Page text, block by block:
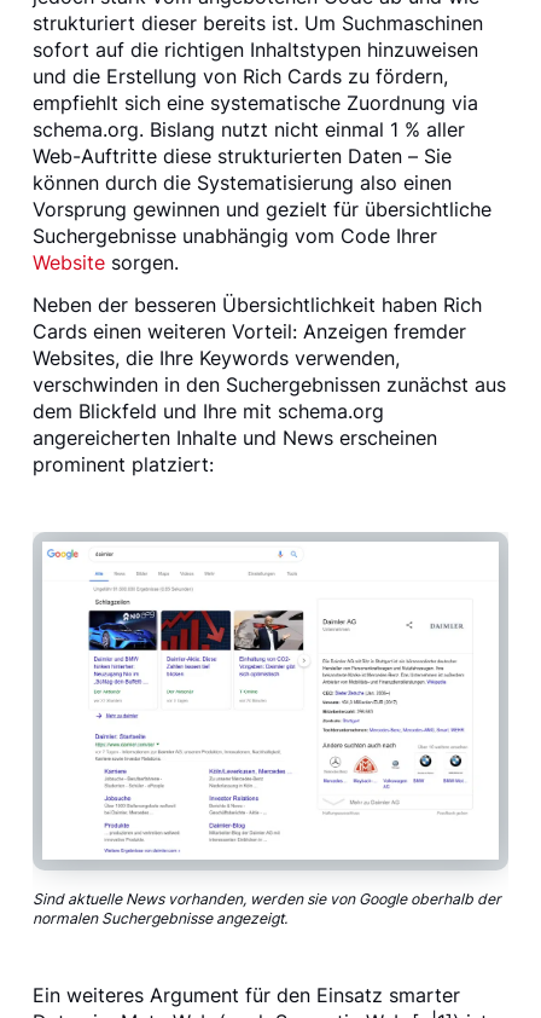
strukturiert dieser bereits ist. Um Suchmaschinen
sofort auf die richtigen Inhaltstypen hinzuweisen
und die Erstellung von Rich Cards zu fördern,
empfiehlt sich eine systematische Zuordnung via
schema.org. Bislang nutzt nicht einmal 1 % aller
Web-Auftritte diese strukturierten Daten – Sie
können durch die Systematisierung also einen
Vorsprung gewinnen und gezielt für übersichtliche
Suchergebnisse unabhängig vom Code Ihrer
Websitesorgen.
Neben der besseren Übersichtlichkeit haben Rich
Cards einen weiteren Vorteil: Anzeigen fremder
Websites, die Ihre Keywords verwenden,
verschwinden in den Suchergebnissen zunächst aus
dem Blickfeld und Ihre mit schema.org
angereicherten Inhalte und News erscheinen
prominent platziert:
Sind aktuelle News vorhanden, werden sie von Google oberhalb der
normalen Suchergebnisse angezeigt.
Ein weiteres Argument für den Einsatz smarter